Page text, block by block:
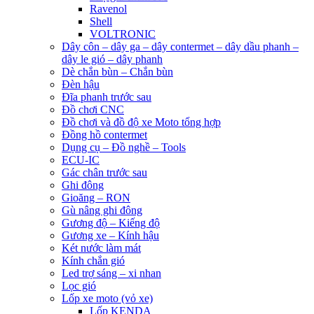
Ravenol
Shell
VOLTRONIC
Dây côn – dây ga – dây contermet – dây dầu phanh –
dây le gió – dây phanh
Dè chắn bùn – Chắn bùn
Đèn hậu
Đĩa phanh trước sau
Đồ chơi CNC
Đồ chơi và đồ độ xe Moto tổng hợp
Đồng hồ contermet
Dụng cụ – Đồ nghề – Tools
ECU-IC
Gác chân trước sau
Ghi đông
Gioăng – RON
Gù nâng ghi đông
Gương độ – Kiếng độ
Gương xe – Kính hậu
Két nước làm mát
Kính chắn gió
Led trợ sáng – xi nhan
Lọc gió
Lốp xe moto (vỏ xe)
Lốp KENDA